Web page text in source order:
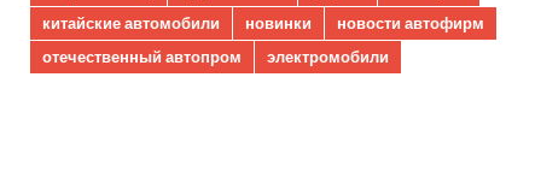
китайские автомобили
новинки
новости автофирм
отечественный автопром
электромобили